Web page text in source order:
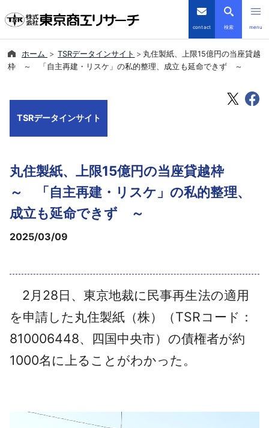
contact 検索 menu
倒産・注目企業情報
会社案内
商品・サービス
よくあるご質問
English
ホーム TSRデータインサイト
丸住製紙、上限15億円の当座貸越
枠 ～ 「自主再建・リスケ」の私的整理、成立も延命できず ～
TSRデータインサイト
丸住製紙、上限15億円の当座貸越枠
～ 「自主再建・リスケ」の私的整理、
成立も延命できず ～
2025/03/09
2月28日、東京地裁に民事再生法の適用
を申請した丸住製紙（株）（TSRコード：
810006448、四国中央市）の債権者が約
1000名に上ることがわかった。